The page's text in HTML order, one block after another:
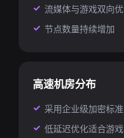
流媒体与游戏双向
节点数量持续增加
高速机房分布
采用企业级加密标准
低延迟优化适合游